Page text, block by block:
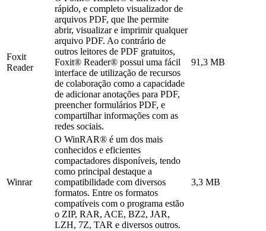
Foxit
Reader
rápido, e completo visualizador de
arquivos PDF, que lhe permite
abrir, visualizar e imprimir qualquer
arquivo PDF. Ao contrário de
outros leitores de PDF gratuitos,
Foxit® Reader® possui uma fácil
interface de utilização de recursos
de colaboração como a capacidade
de adicionar anotações para PDF,
preencher formulários PDF, e
compartilhar informações com as
redes sociais.
91,3 MB
Winrar
O WinRAR® é um dos mais
conhecidos e eficientes
compactadores disponíveis, tendo
como principal destaque a
compatibilidade com diversos
formatos. Entre os formatos
compatíveis com o programa estão
o ZIP, RAR, ACE, BZ2, JAR,
LZH, 7Z, TAR e diversos outros.
3,3 MB